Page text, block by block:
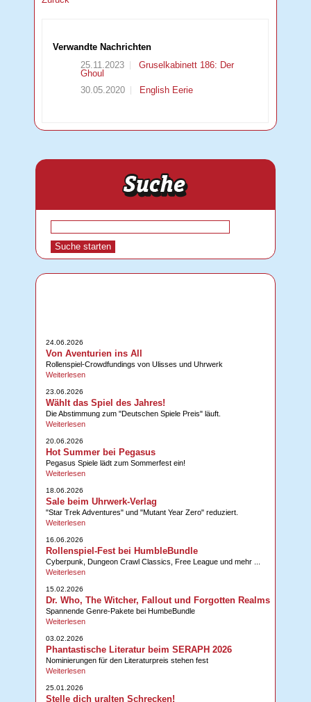
Verwandte Nachrichten
25.11.2023
Gruselkabinett 186: Der
Ghoul
30.05.2020
English Eerie
24.06.2026
Von Aventurien ins All
Rollenspiel-Crowdfundings von Ulisses und Uhrwerk
Weiterlesen
23.06.2026
Wählt das Spiel des Jahres!
Die Abstimmung zum "Deutschen Spiele Preis" läuft.
Weiterlesen
20.06.2026
Hot Summer bei Pegasus
Pegasus Spiele lädt zum Sommerfest ein!
Weiterlesen
18.06.2026
Sale beim Uhrwerk-Verlag
"Star Trek Adventures" und "Mutant Year Zero" reduziert.
Weiterlesen
16.06.2026
Rollenspiel-Fest bei HumbleBundle
Cyberpunk, Dungeon Crawl Classics, Free League und mehr ...
Weiterlesen
15.02.2026
Dr. Who, The Witcher, Fallout und Forgotten Realms
Spannende Genre-Pakete bei HumbeBundle
Weiterlesen
03.02.2026
Phantastische Literatur beim SERAPH 2026
Nominierungen für den Literaturpreis stehen fest
Weiterlesen
25.01.2026
Stelle dich uralten Schrecken!